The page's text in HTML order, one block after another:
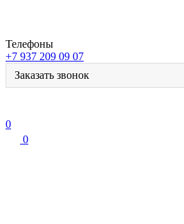
Телефоны
+7 937 209 09 07
Заказать звонок
0
0